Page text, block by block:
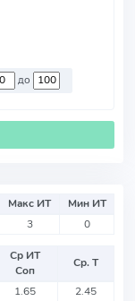
до
Макс ИТ
Мин ИТ
3 0
Ср ИТ
Соп
Ср. Т
1.65 2.45